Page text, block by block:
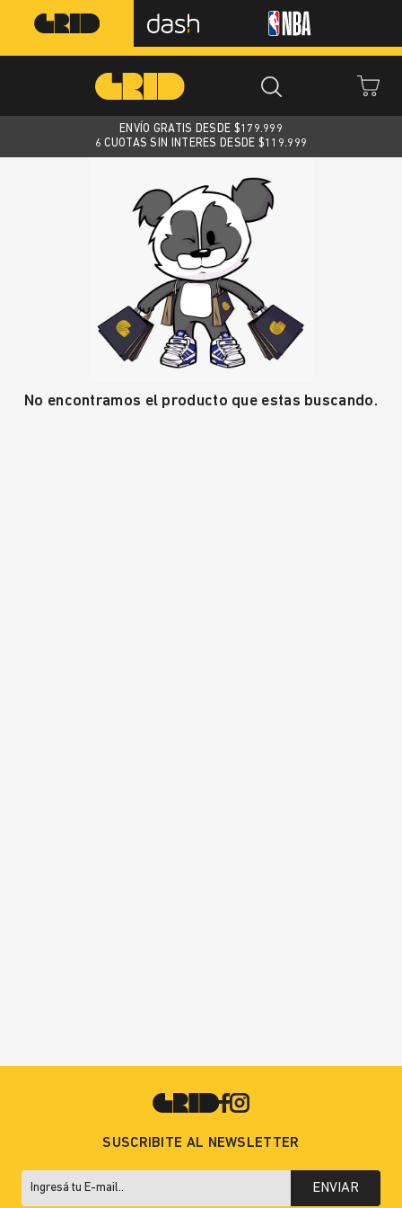
ENVÍO GRATIS DESDE $179.999
6 CUOTAS SIN INTERES DESDE $119.999
No encontramos el producto que estas buscando.
SUSCRIBITE AL NEWSLETTER
ENVIAR